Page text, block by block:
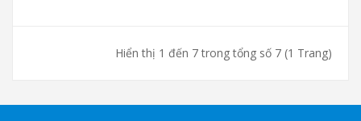
Hiển thị 1 đến 7 trong tổng số 7 (1 Trang)